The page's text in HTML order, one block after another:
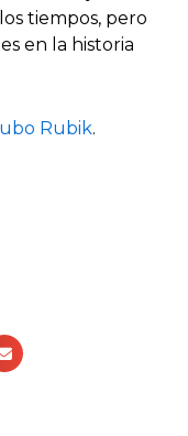
tiempos, pero
en la historia
Rubik.